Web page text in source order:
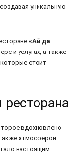
уникальную
«Ай да
и услугах, а также
стоит
вдохновлено
атмосферой
настоящим